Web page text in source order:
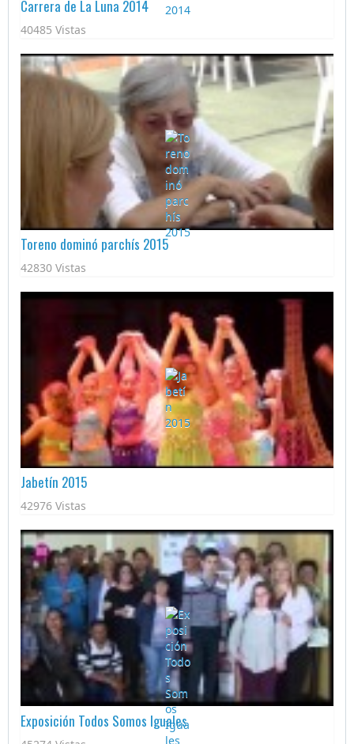
Carrera de La Luna 2014
40485 Vistas
Toreno dominó parchís 2015
42830 Vistas
Jabetín 2015
42976 Vistas
Exposición Todos Somos Iguales